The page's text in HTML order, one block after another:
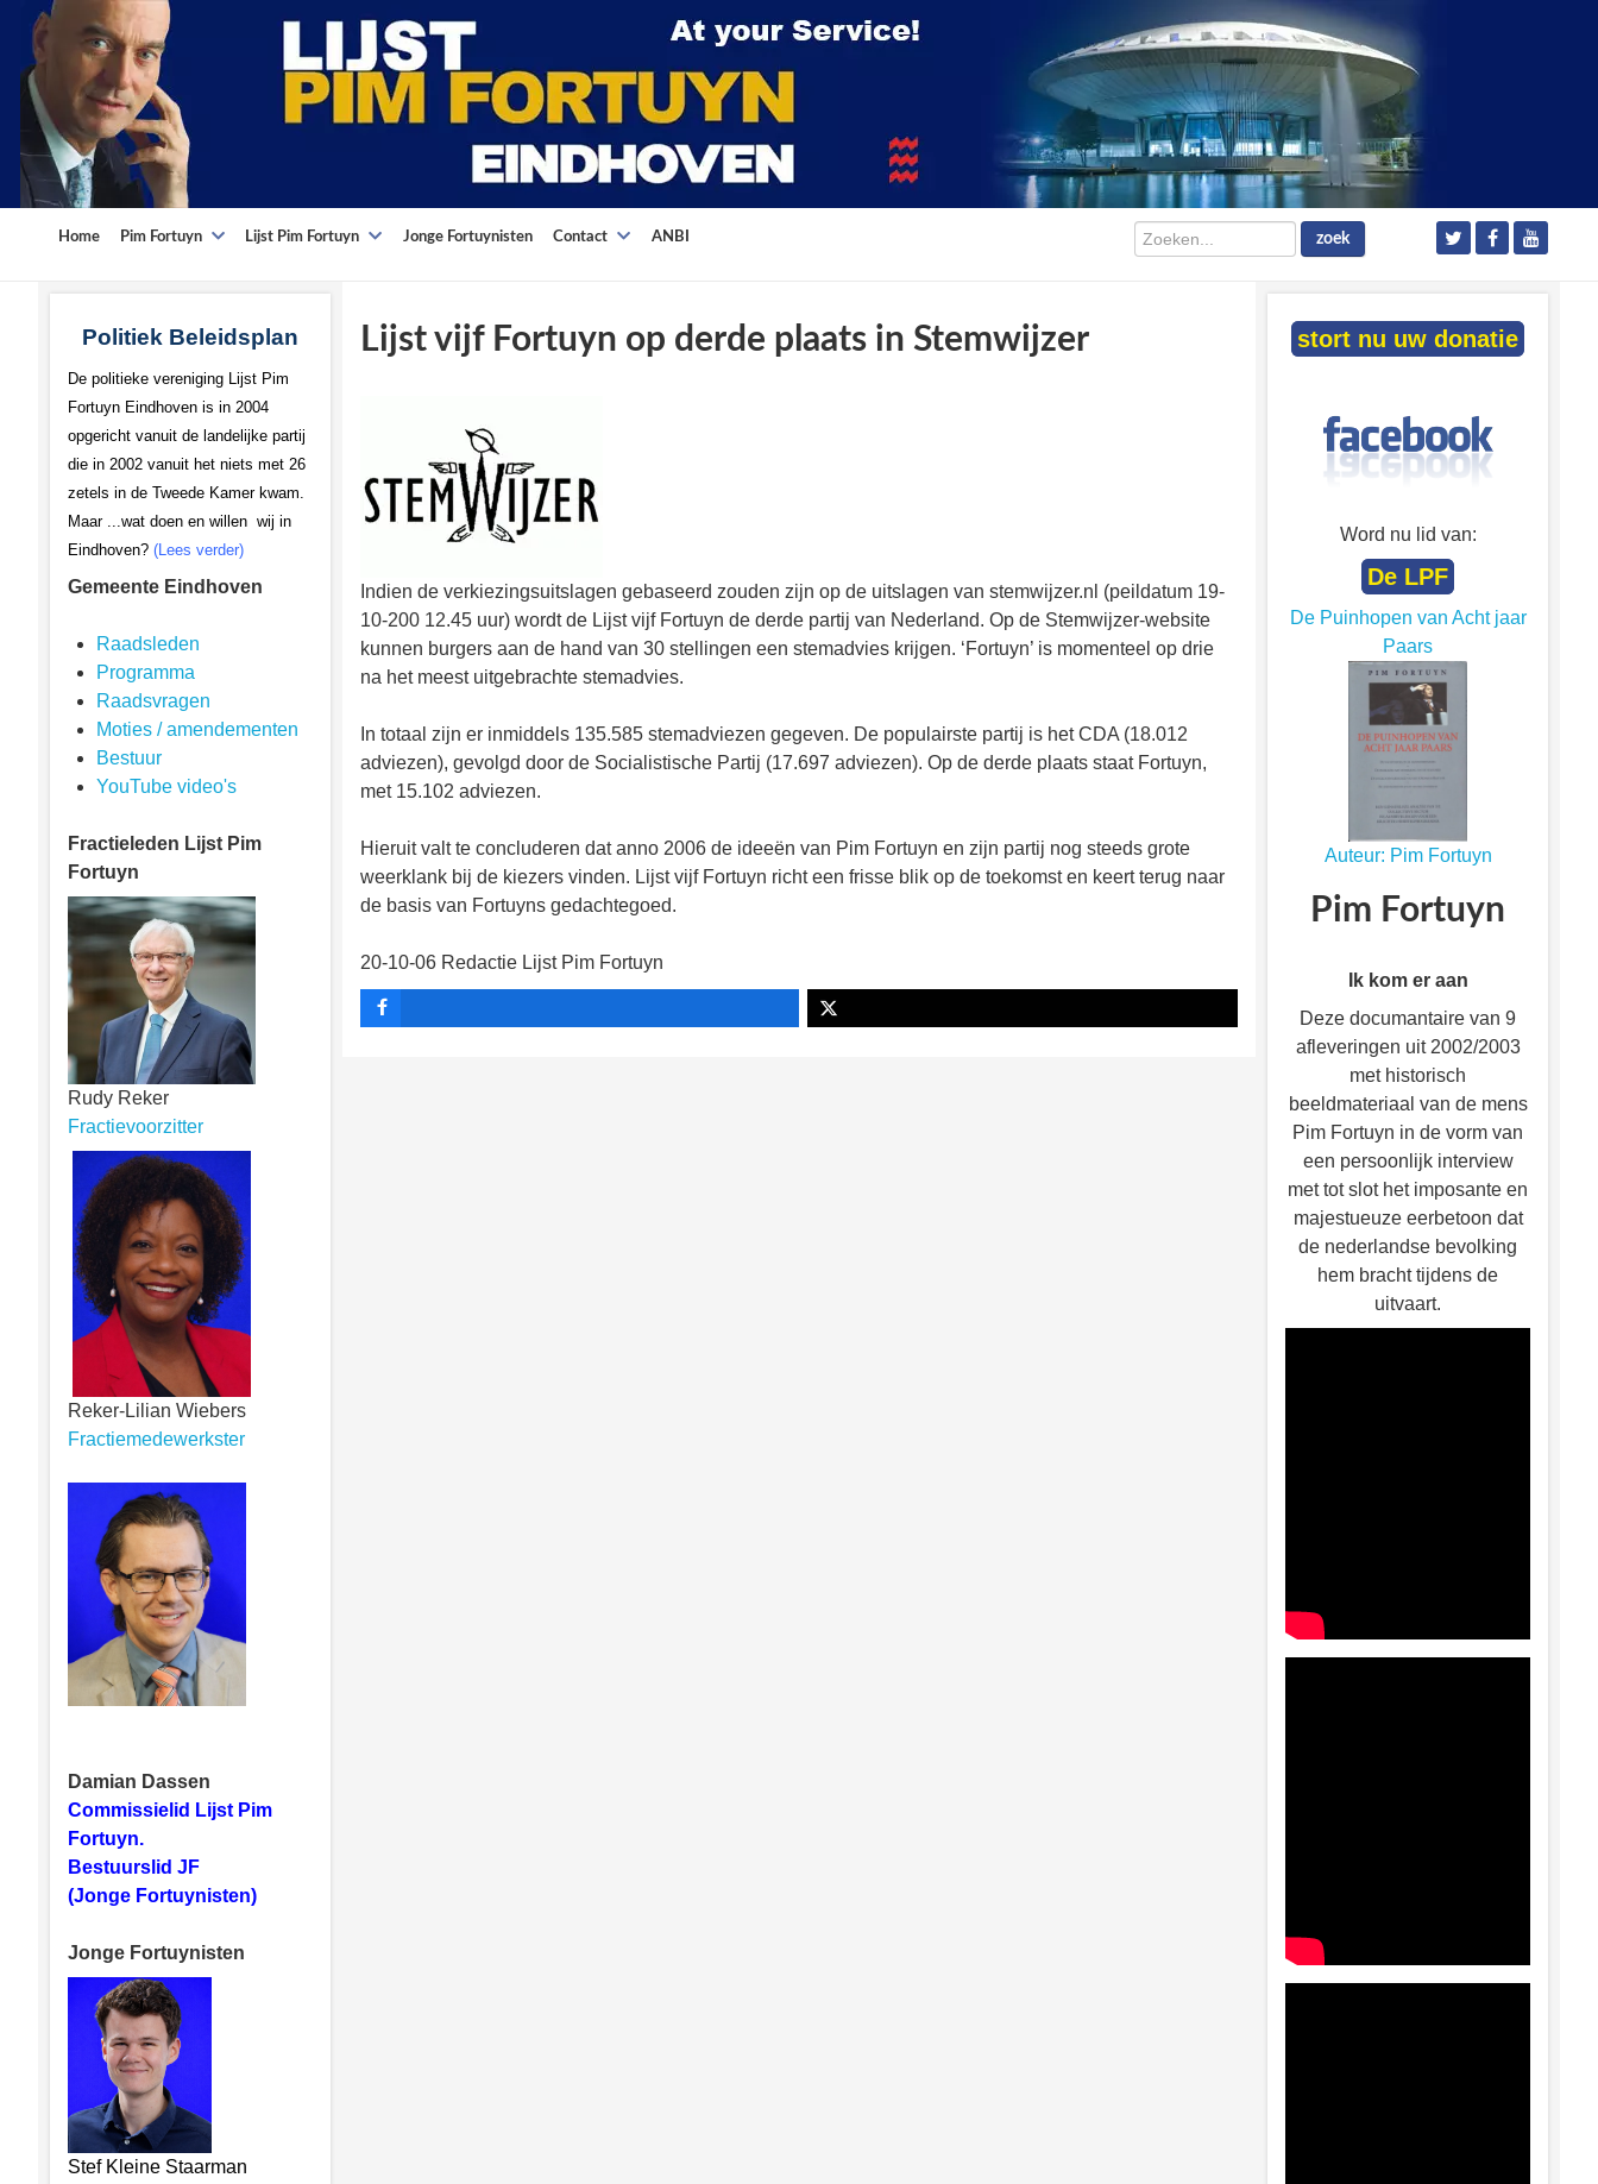
Home Pim Fortuyn Lijst Pim Fortuyn Jonge Fortuynisten Contact ANBI Zoeken... zoek
Politiek Beleidsplan
De politieke vereniging Lijst Pim
Fortuyn Eindhoven is in 2004
opgericht vanuit de landelijke partij
die in 2002 vanuit het niets met 26
zetels in de Tweede Kamer kwam.
Maar ...wat doen en willen wij in
Eindhoven? (Lees verder)
Gemeente Eindhoven
Raadsleden
Programma
Raadsvragen
Moties / amendementen
Bestuur
YouTube video's
Fractieleden Lijst Pim
Fortuyn
Rudy Reker
Fractievoorzitter
Reker-Lilian Wiebers
Fractiemedewerkster
Damian Dassen
Commissielid Lijst Pim
Fortuyn.
Bestuurslid JF
(Jonge Fortuynisten)
Jonge Fortuynisten
Stef Kleine Staarman
Lijst vijf Fortuyn op derde plaats in Stemwijzer
Indien de verkiezingsuitslagen gebaseerd zouden zijn op de uitslagen van stemwijzer.nl (peildatum 19-
10-200 12.45 uur) wordt de Lijst vijf Fortuyn de derde partij van Nederland. Op de Stemwijzer-website
kunnen burgers aan de hand van 30 stellingen een stemadvies krijgen. ‘Fortuyn’ is momenteel op drie
na het meest uitgebrachte stemadvies.
In totaal zijn er inmiddels 135.585 stemadviezen gegeven. De populairste partij is het CDA (18.012
adviezen), gevolgd door de Socialistische Partij (17.697 adviezen). Op de derde plaats staat Fortuyn,
met 15.102 adviezen.
Hieruit valt te concluderen dat anno 2006 de ideeën van Pim Fortuyn en zijn partij nog steeds grote
weerklank bij de kiezers vinden. Lijst vijf Fortuyn richt een frisse blik op de toekomst en keert terug naar
de basis van Fortuyns gedachtegoed.
20-10-06 Redactie Lijst Pim Fortuyn
stort nu uw donatie
Word nu lid van:
De LPF
De Puinhopen van Acht jaar
Paars
Auteur: Pim Fortuyn
Pim Fortuyn
Ik kom er aan
Deze documantaire van 9
afleveringen uit 2002/2003
met historisch
beeldmateriaal van de mens
Pim Fortuyn in de vorm van
een persoonlijk interview
met tot slot het imposante en
majestueuze eerbetoon dat
de nederlandse bevolking
hem bracht tijdens de
uitvaart.